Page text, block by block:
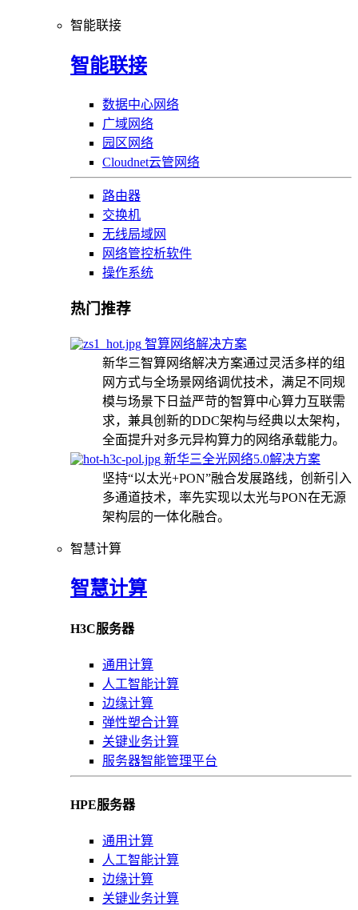
智能联接
智能联接
数据中心网络
广域网络
园区网络
Cloudnet云管网络
路由器
交换机
无线局域网
网络管控析软件
操作系统
热门推荐
智算网络解决方案
新华三智算网络解决方案通过灵活多样的组
网方式与全场景网络调优技术，满足不同规
模与场景下日益严苛的智算中心算力互联需
求，兼具创新的DDC架构与经典以太架构，
全面提升对多元异构算力的网络承载能力。
新华三全光网络5.0解决方案
坚持“以太光+PON”融合发展路线，创新引入
多通道技术，率先实现以太光与PON在无源
架构层的一体化融合。
智慧计算
智慧计算
H3C服务器
通用计算
人工智能计算
边缘计算
弹性塑合计算
关键业务计算
服务器智能管理平台
HPE服务器
通用计算
人工智能计算
边缘计算
关键业务计算